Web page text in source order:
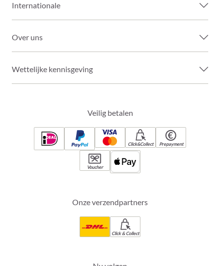
Internationale
Over uns
Wettelijke kennisgeving
Veilig betalen
Click&Collect Prepayment
Voucher
Onze verzendpartners
Click & Collect